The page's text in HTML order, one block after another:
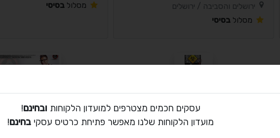
ירושלים והסביבה / ירושלים
מסלול בסיסי
מסלול בסיסי
מחשבים / תיקון מחשבים
המרכז / תל אביב
מחשבים / תיקון מחשבים
המרכז / תל אביב
עסקים חכמים מצטרפים למועדון הלקוחות ובחינם!
מועדון הלקוחות שלנו מאפשר פתיחת כרטיס עסקי בחינם!